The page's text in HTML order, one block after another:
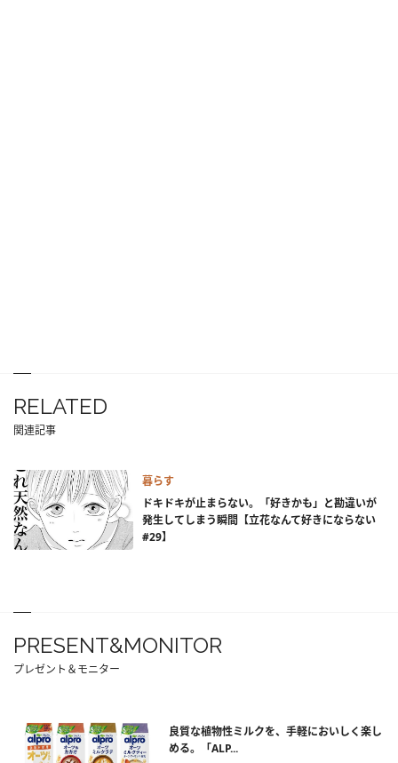
RELATED
関連記事
暮らす
ドキドキが止まらない。「好きかも」と勘違いが
発生してしまう瞬間【立花なんて好きにならない
#29】
PRESENT&MONITOR
プレゼント＆モニター
良質な植物性ミルクを、手軽においしく楽し
める。「ALP...